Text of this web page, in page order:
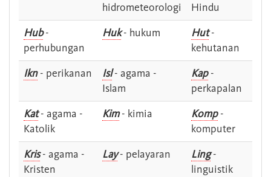
hidrometeorologi
Hindu
Hub-
perhubungan
Huk- hukum Hut-
kehutanan
Ikn- perikanan Isl- agama -
Islam
Kap-
perkapalan
Kat- agama -
Katolik
Kim- kimia Komp-
komputer
Kris- agama -
Kristen
Lay- pelayaran Ling-
linguistik